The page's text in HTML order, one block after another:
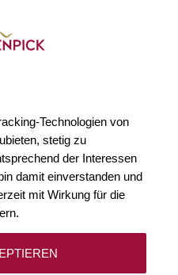
Technologien von
stetig zu
der Interessen
damit einverstanden und
mit Wirkung für die
(2)
sur-Marne wurde im Jahre
und zählt heute zu den
des Hauses Verwendung
den präzisen und geradlinigen